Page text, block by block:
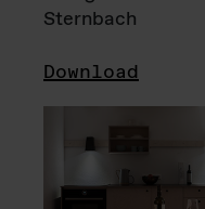
Sternbach
Download